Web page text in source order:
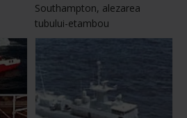
Southampton, alezarea
tubului-etambou